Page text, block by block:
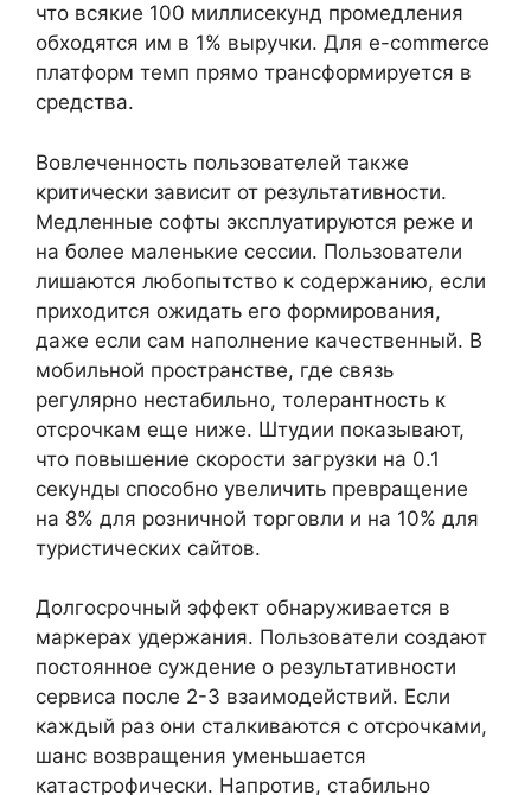
что всякие 100 миллисекунд промедления
обходятся им в 1% выручки. Для e-commerce
платформ темп прямо трансформируется в
средства.
Вовлеченность пользователей также
критически зависит от результативности.
Медленные софты эксплуатируются реже и
на более маленькие сессии. Пользователи
лишаются любопытство к содержанию, если
приходится ожидать его формирования,
даже если сам наполнение качественный. В
мобильной пространстве, где связь
регулярно нестабильно, толерантность к
отсрочкам еще ниже. Штудии показывают,
что повышение скорости загрузки на 0.1
секунды способно увеличить превращение
на 8% для розничной торговли и на 10% для
туристических сайтов.
Долгосрочный эффект обнаруживается в
маркерах удержания. Пользователи создают
постоянное суждение о результативности
сервиса после 2-3 взаимодействий. Если
каждый раз они сталкиваются с отсрочками,
шанс возвращения уменьшается
катастрофически. Напротив, стабильно